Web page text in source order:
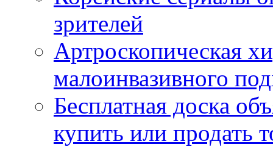
зрителей
Артроскопическая
малоинвазивного
Бесплатная доска
купить или продать